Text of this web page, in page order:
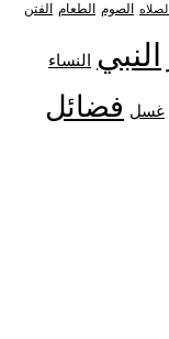
الصلاه الصوم الطعام الفتن
النبي النساء
غسل فضائل